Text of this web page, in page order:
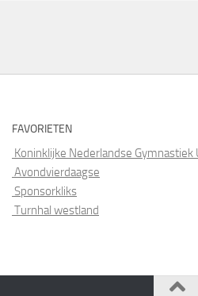
FAVORIETEN
Koninklijke Nederlandse Gymnastiek
Avondvierdaagse
Sponsorkliks
Turnhal westland